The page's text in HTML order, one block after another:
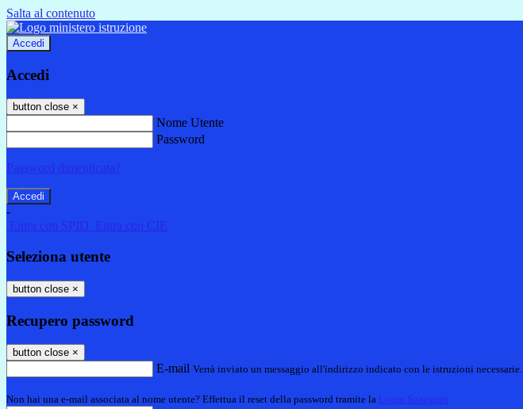
Salta al contenuto
Accedi
Accedi
button close ×
Nome Utente
Password
Password dimenticata?
-
Entra con SPID
Entra con CIE
Seleziona utente
button close ×
Recupero password
button close ×
E-mail Verrà inviato un messaggio all'indirizzo indicato con le istruzioni necessarie.
Non hai una e-mail associata al nome utente? Effettua il reset della password tramite la Login Spaggiari